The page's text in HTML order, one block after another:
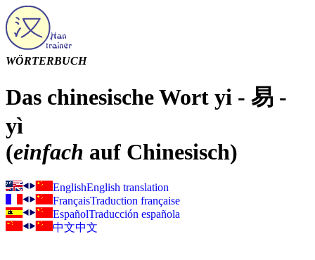
WÖRTERBUCH
Das chinesische Wort yi - 易 -
yì
(einfach auf Chinesisch)
EnglishEnglish translation
FrançaisTraduction française
EspañolTraducción española
中文中文